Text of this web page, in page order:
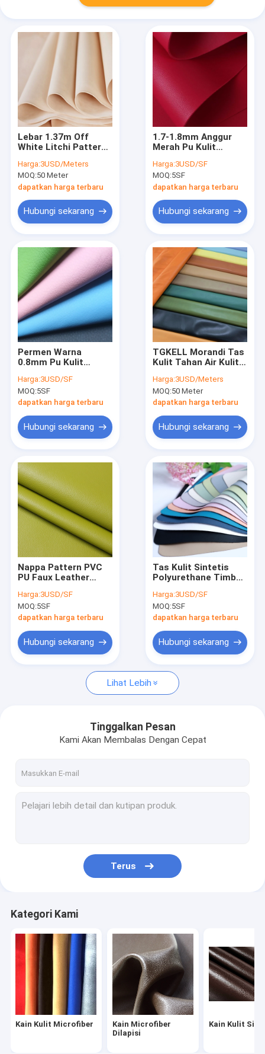
Produk
Tentang kita
Wisata pabrik
Kontrol kualitas
Berita
Semua Kasus
Kain Kulit Microfiber
Kain Kulit Silikon
Kulit Sintetis PU
Kulit Jok Otomotif
Tas Kulit Tahan Air
Pakaian Kulit Kustom
Alat Olahraga Kulit
Lebar 1.37m Off
White Litchi Pattern
Untuk Tas
Harga:3USD/Meters
MOQ:50 Meter
dapatkan harga terbaru
Hubungi sekarang
1.7-1.8mm Anggur
Merah Pu Kulit
Faux Suede Untuk
Kursi Mobil
Harga:3USD/SF
MOQ:5SF
dapatkan harga terbaru
Hubungi sekarang
Permen Warna
0.8mm Pu Kulit
Untuk Pelapis
Harga:3USD/SF
MOQ:5SF
dapatkan harga terbaru
Hubungi sekarang
TGKELL Morandi Tas
Kulit Tahan Air Kulit
Abrasi
Harga:3USD/Meters
MOQ:50 Meter
dapatkan harga terbaru
Hubungi sekarang
Nappa Pattern PVC
PU Faux Leather
PU Sintetis
Harga:3USD/SF
MOQ:5SF
dapatkan harga terbaru
Hubungi sekarang
Tas Kulit Sintetis
Polyurethane Timbul
Faux Leather
Harga:3USD/SF
MOQ:5SF
dapatkan harga terbaru
Hubungi sekarang
Lihat Lebih
Tinggalkan Pesan
Kami Akan Membalas Dengan Cepat
Terus
Kategori Kami
Kain Kulit Microfiber
Kain Microfiber
Dilapisi
Kain Kulit